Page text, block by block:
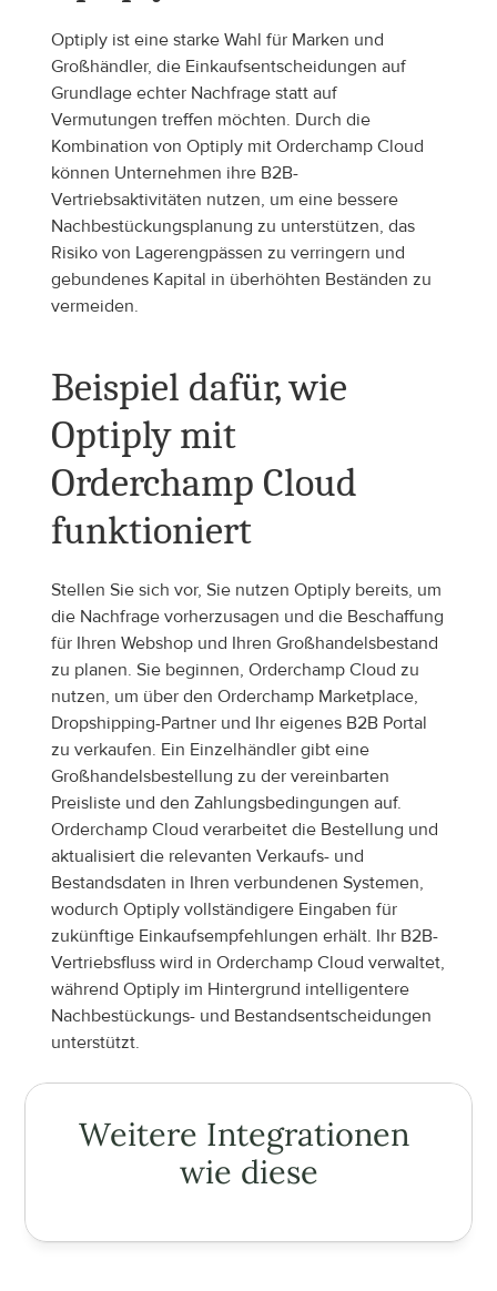
Optiply ist eine starke Wahl für Marken und
Großhändler, die Einkaufsentscheidungen auf
Grundlage echter Nachfrage statt auf
Vermutungen treffen möchten. Durch die
Kombination von Optiply mit Orderchamp Cloud
können Unternehmen ihre B2B-
Vertriebsaktivitäten nutzen, um eine bessere
Nachbestückungsplanung zu unterstützen, das
Risiko von Lagerengpässen zu verringern und
gebundenes Kapital in überhöhten Beständen zu
vermeiden.
Beispiel dafür, wie
Optiply mit
Orderchamp Cloud
funktioniert
Stellen Sie sich vor, Sie nutzen Optiply bereits, um
die Nachfrage vorherzusagen und die Beschaffung
für Ihren Webshop und Ihren Großhandelsbestand
zu planen. Sie beginnen, Orderchamp Cloud zu
nutzen, um über den Orderchamp Marketplace,
Dropshipping-Partner und Ihr eigenes B2B Portal
zu verkaufen. Ein Einzelhändler gibt eine
Großhandelsbestellung zu der vereinbarten
Preisliste und den Zahlungsbedingungen auf.
Orderchamp Cloud verarbeitet die Bestellung und
aktualisiert die relevanten Verkaufs- und
Bestandsdaten in Ihren verbundenen Systemen,
wodurch Optiply vollständigere Eingaben für
zukünftige Einkaufsempfehlungen erhält. Ihr B2B-
Vertriebsfluss wird in Orderchamp Cloud verwaltet,
während Optiply im Hintergrund intelligentere
Nachbestückungs- und Bestandsentscheidungen
unterstützt.
Weitere Integrationen
wie diese